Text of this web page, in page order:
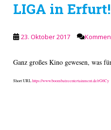
LIGA in Erfurt!
23. Oktober 2017
Ganz großes Kino gewesen, was
Short URLhttps://www.boombatzeentertainment.de/rG6Cy